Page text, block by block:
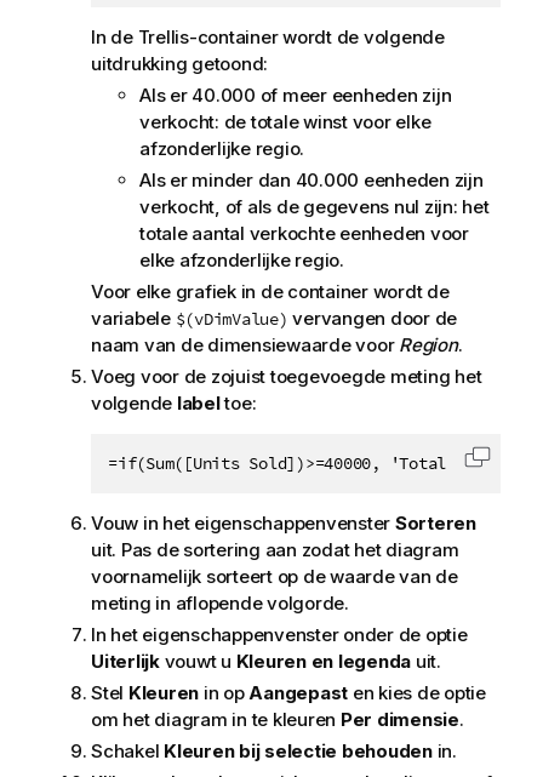
In de Trellis-container wordt de volgende
uitdrukking getoond:
Als er 40.000 of meer eenheden zijn
verkocht: de totale winst voor elke
afzonderlijke regio.
Als er minder dan 40.000 eenheden zijn
verkocht, of als de gegevens nul zijn: het
totale aantal verkochte eenheden voor
elke afzonderlijke regio.
Voor elke grafiek in de container wordt de
variabele $(vDimValue) vervangen door de
naam van de dimensiewaarde voor Region.
Voeg voor de zojuist toegevoegde meting het
volgende labeltoe:
=if(Sum([Units Sold])>=40000, 'Total Profit',
Code
Vouw in het eigenschappenvenster Sorteren
uit. Pas de sortering aan zodat het diagram
voornamelijk sorteert op de waarde van de
meting in aflopende volgorde.
In het eigenschappenvenster onder de optie
Uiterlijkvouwt u Kleuren en legenda uit.
Stel Kleuren in opAangepast en kies de optie
om het diagram in te kleuren Per dimensie.
Schakel Kleuren bij selectie behoudenin.